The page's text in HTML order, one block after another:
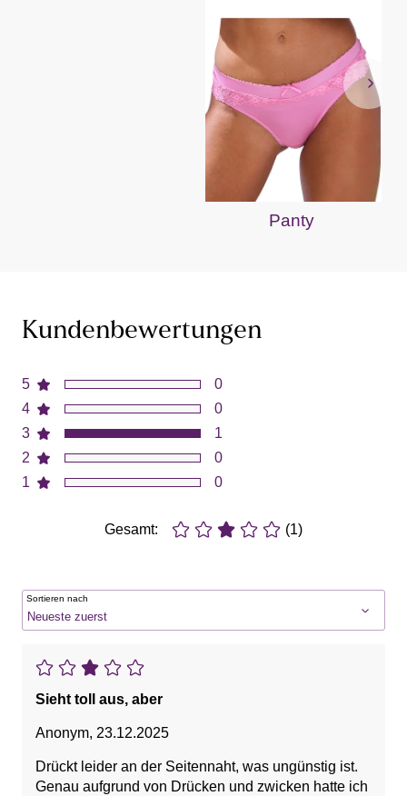
Panty
Kundenbewertungen
5
4
3
2
1
0
0
1
0
0
Gesamt: (1)
Sortieren nach
Sieht toll aus, aber
Anonym, 23.12.2025
Drückt leider an der Seitennaht, was ungünstig ist.
Genau aufgrund von Drücken und zwicken hatte ich